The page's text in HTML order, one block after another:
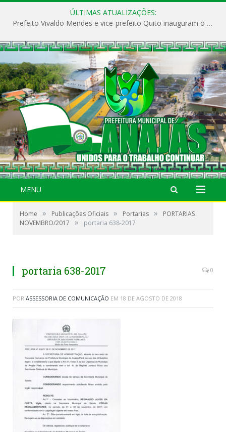
ÚLTIMAS ATUALIZAÇÕES:
Prefeito Vivaldo Mendes e vice-prefeito Quito inauguram o CAPS e fortalecem a saúde pública em Anajás.
MENU
Home » Publicações Oficiais » Portarias »
PORTARIAS
NOVEMBRO/2017
» portaria 638-2017
portaria 638-2017 0
POR ASSESSORIA DE COMUNICAÇÃO EM 18 DE AGOSTO DE 2018